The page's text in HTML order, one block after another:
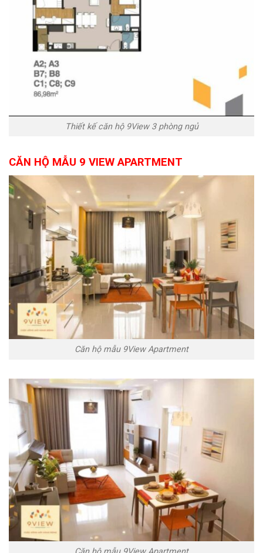
Thiết kế căn hộ 9View 3 phòng ngủ
CĂN HỘ MẪU 9 VIEW APARTMENT
Căn hộ mẫu 9View Apartment